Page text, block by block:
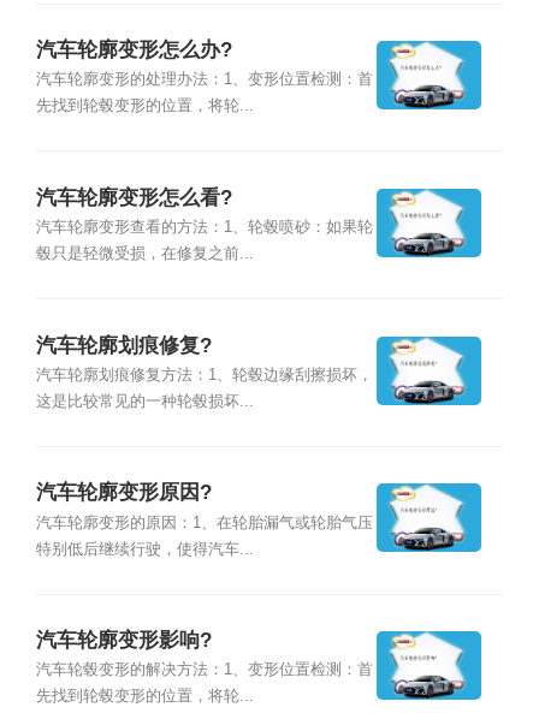
汽车轮廓变形怎么办?
汽车轮廓变形的处理办法：1、变形位置检测：首
先找到轮毂变形的位置，将轮...
汽车轮廓变形怎么看?
汽车轮廓变形查看的方法：1、轮毂喷砂：如果轮
毂只是轻微受损，在修复之前...
汽车轮廓划痕修复?
汽车轮廓划痕修复方法：1、轮毂边缘刮擦损坏，
这是比较常见的一种轮毂损坏...
汽车轮廓变形原因?
汽车轮廓变形的原因：1、在轮胎漏气或轮胎气压
特别低后继续行驶，使得汽车...
汽车轮廓变形影响?
汽车轮毂变形的解决方法：1、变形位置检测：首
先找到轮毂变形的位置，将轮...